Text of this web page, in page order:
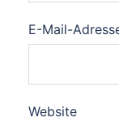
E-Mail-
Website